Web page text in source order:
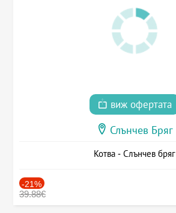
виж офертата
Слънчев Бряг
Котва - Слънчев бряг
-21%
39.88€